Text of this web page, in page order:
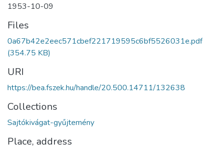
1953-10-09
Files
0a67b42e2eec571cbef221719595c6bf5526031e.pdf
(354.75 KB)
URI
https://bea.fszek.hu/handle/20.500.14711/132638
Collections
Sajtókivágat-gyűjtemény
Place, address